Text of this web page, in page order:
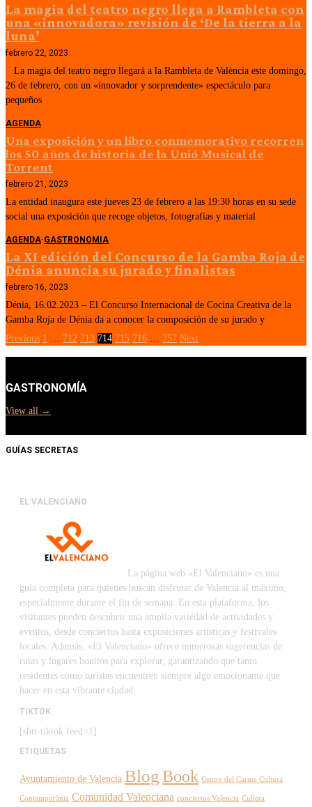
La magia del teatro negro llega a Rambleta con
una «innovadora» revisión de ‘De la tierra a la
luna’
febrero 22, 2023
La magia del teatro negro llegará a la Rambleta de València este domingo,
26 de febrero, con un «innovador y sorprendente» espectáculo para
pequeños
AGENDA
Una exposición y un libro conmemorativo recorren
los 50 años de historia de la Unió Musical de
Torrent
febrero 21, 2023
La entidad inaugura este jueves 23 de febrero a las 19:30 horas en su sede
social una exposición que recoge objetos, fotografías y material
AGENDA·GASTRONOMIA
La XI edición del Concurso de la Gamba Roja de
Dénia anuncia su jurado y finalistas
febrero 16, 2023
Dénia, 16.02.2023 – El Concurso Internacional de Cocina Creativa de la
Gamba Roja de Dénia da a conocer la composición de su jurado y
Previous 1 … 712 713 714 715 716 … 757 Next
GASTRONOMÍA
View all →
GUÍAS SECRETAS
EL VALENCIANO
La página web «El Valenciano» es una
guía completa para quienes buscan disfrutar de Valencia al máximo,
especialmente durante el fin de semana. En esta plataforma, los
visitantes pueden descubrir una amplia variedad de actividades y
eventos, desde conciertos hasta exposiciones artísticas y festivales
locales. Además, «El Valenciano» ofrece numerosas sugerencias de
rutas y lugares bonitos para explorar, garantizando que tanto
residentes como turistas encuentren siempre algo emocionante que
hacer en esta vibrante ciudad.
TIKTOK
[sbtt-tiktok feed=1]
ETIQUETAS
Ayuntamiento de Valencia BlogBook Centre del Carme Cultura
Contemporània Comunidad Valenciana conciertos Valencia Cullera